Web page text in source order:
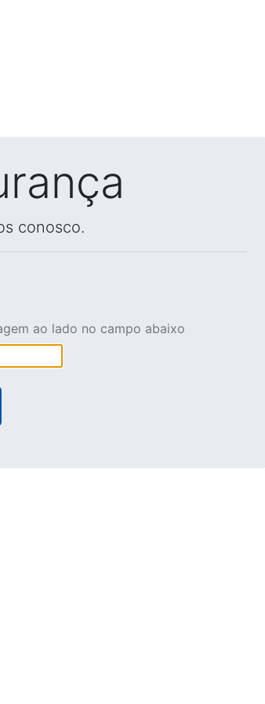
conosco.
ao lado no campo abaixo